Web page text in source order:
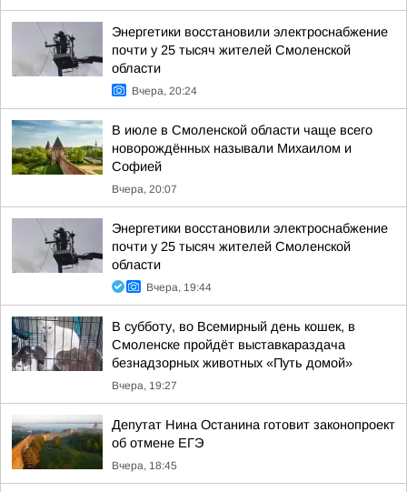
Энергетики восстановили электроснабжение
почти у 25 тысяч жителей Смоленской
области
Вчера, 20:24
В июле в Смоленской области чаще всего
новорождённых называли Михаилом и
Софией
Вчера, 20:07
Энергетики восстановили электроснабжение
почти у 25 тысяч жителей Смоленской
области
Вчера, 19:44
В субботу, во Всемирный день кошек, в
Смоленске пройдёт выставкараздача
безнадзорных животных «Путь домой»
Вчера, 19:27
Депутат Нина Останина готовит законопроект
об отмене ЕГЭ
Вчера, 18:45